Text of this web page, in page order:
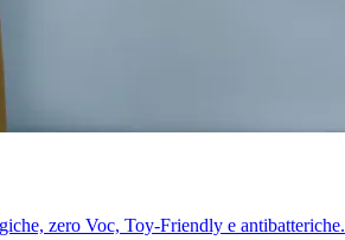
zero Voc, Toy-Friendly e antibatteriche.